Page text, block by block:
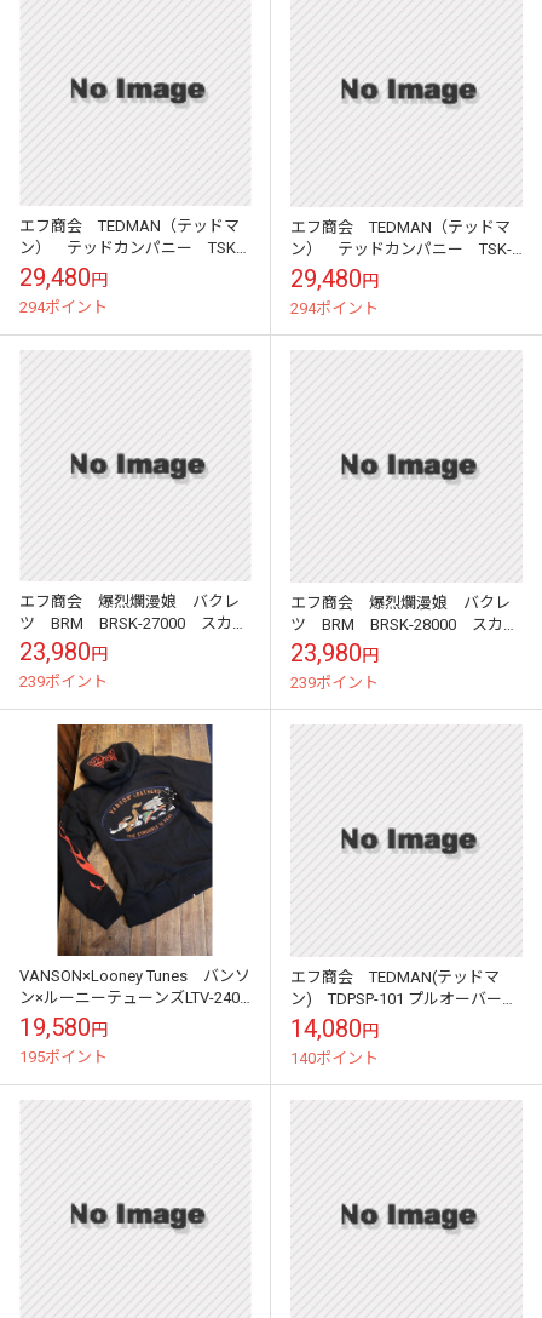
エフ商会 TEDMAN（テッドマ
ン） テッドカンパニー TSK-
058 リバーシブルスカジャン
ゴールド/ブラック
29,480円
294ポイント
エフ商会 TEDMAN（テッドマ
ン） テッドカンパニー TSK-
058 リバーシブルスカジャン
ネイビー/サックス
29,480円
294ポイント
エフ商会 爆烈爛漫娘 バクレ
ツ BRM BRSK-27000 スカジ
ャン タイガー
23,980円
239ポイント
エフ商会 爆烈爛漫娘 バクレ
ツ BRM BRSK-28000 スカジ
ャン 鷹 竜
23,980円
239ポイント
VANSON×Looney Tunes バンソ
ン×ルーニーテューンズLTV-2403
裏毛フロントZipパーカー コヨ
ーテ ロード...
19,580円
195ポイント
エフ商会 TEDMAN(テッドマ
ン) TDPSP-101 プルオーバーパ
ーカー アッシュ
14,080円
140ポイント